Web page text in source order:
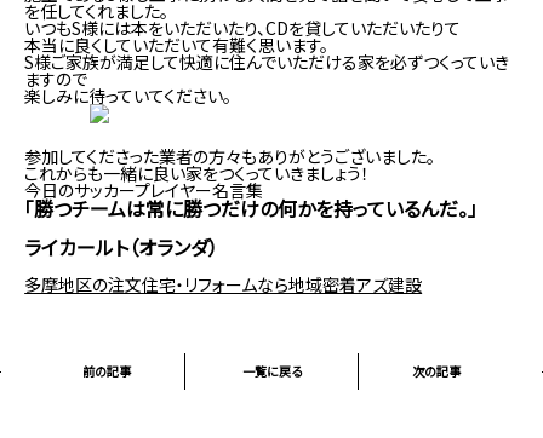
を任してくれました。
いつもS様には本をいただいたり、CDを貸していただいたりて
本当に良くしていただいて有難く思います。
S様ご家族が満足して快適に住んでいただける家を必ずつくっていき
ますので
楽しみに待っていてください。
参加してくださった業者の方々もありがとうございました。
これからも一緒に良い家をつくっていきましょう！
今日のサッカープレイヤー名言集
「勝つチームは常に勝つだけの何かを持っているんだ。」
ライカールト（オランダ）
多摩地区の注文住宅・リフォームなら地域密着アズ建設
前の記事 一覧に戻る 次の記事